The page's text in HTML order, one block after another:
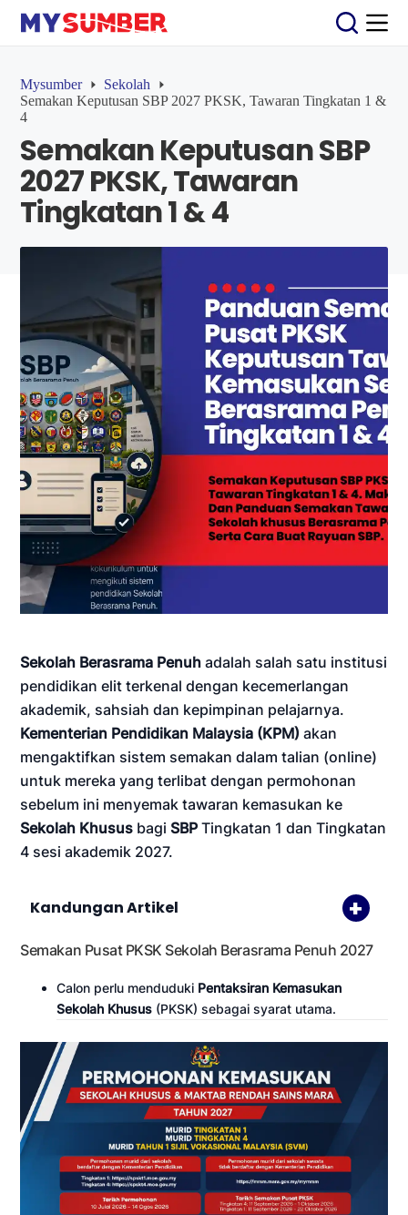
S
k
t
o
c
n
e
Mysumber
Sekolah
Semakan Keputusan SBP 2027 PKSK, Tawaran Tingkatan 1 &
4
Semakan Keputusan SBP
2027 PKSK, Tawaran
Tingkatan 1 & 4
Sekolah Berasrama Penuh adalah salah satu institusi
pendidikan elit terkenal dengan kecemerlangan
akademik, sahsiah dan kepimpinan pelajarnya.
Kementerian Pendidikan Malaysia (KPM) akan
mengaktifkan sistem semakan dalam talian (online)
untuk mereka yang terlibat dengan permohonan
sebelum ini menyemak tawaran kemasukan ke
Sekolah Khusus bagiSBPTingkatan 1 dan Tingkatan
4 sesi akademik 2027.
Kandungan Artikel
Semakan Pusat PKSK Sekolah Berasrama Penuh 2027
Calon perlu menduduki Pentaksiran Kemasukan
Sekolah Khusus (PKSK) sebagai syarat utama.